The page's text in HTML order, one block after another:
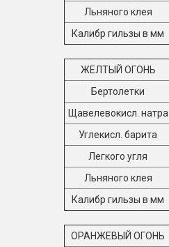
Льняного клея
Калибр гильзы в мм
ЖЕЛТЫЙ ОГОНЬ
Бертолетки
Щавелевокисл. натра
Углекисл. барита
Легкого угля
Льняного клея
Калибр гильзы в мм
ОРАНЖЕВЫЙ ОГОНЬ